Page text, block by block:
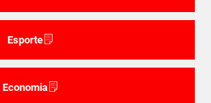
Esporte
Economia